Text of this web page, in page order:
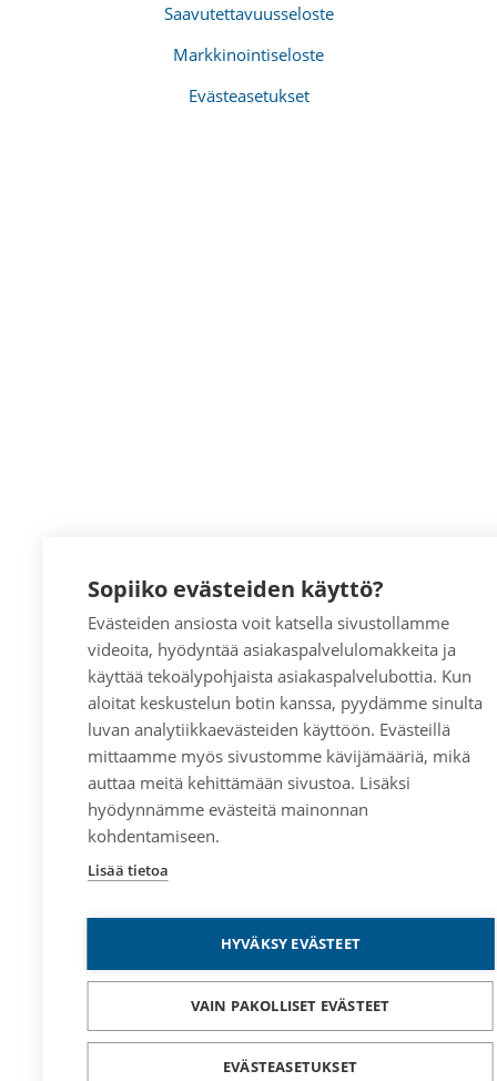
Sopiiko evästeiden käyttö?
Evästeiden ansiosta voit katsella sivustollamme
videoita, hyödyntää asiakaspalvelulomakkeita ja
käyttää tekoälypohjaista asiakaspalvelubottia. Kun
aloitat keskustelun botin kanssa, pyydämme sinulta
luvan analytiikkaevästeiden käyttöön. Evästeillä
mittaamme myös sivustomme kävijämääriä, mikä
auttaa meitä kehittämään sivustoa. Lisäksi
hyödynnämme evästeitä mainonnan
kohdentamiseen.
Lisää tietoa
HYVÄKSY EVÄSTEET
VAIN PAKOLLISET EVÄSTEET
EVÄSTEASETUKSET
Saavutettavuusseloste
Markkinointiseloste
Evästeasetukset